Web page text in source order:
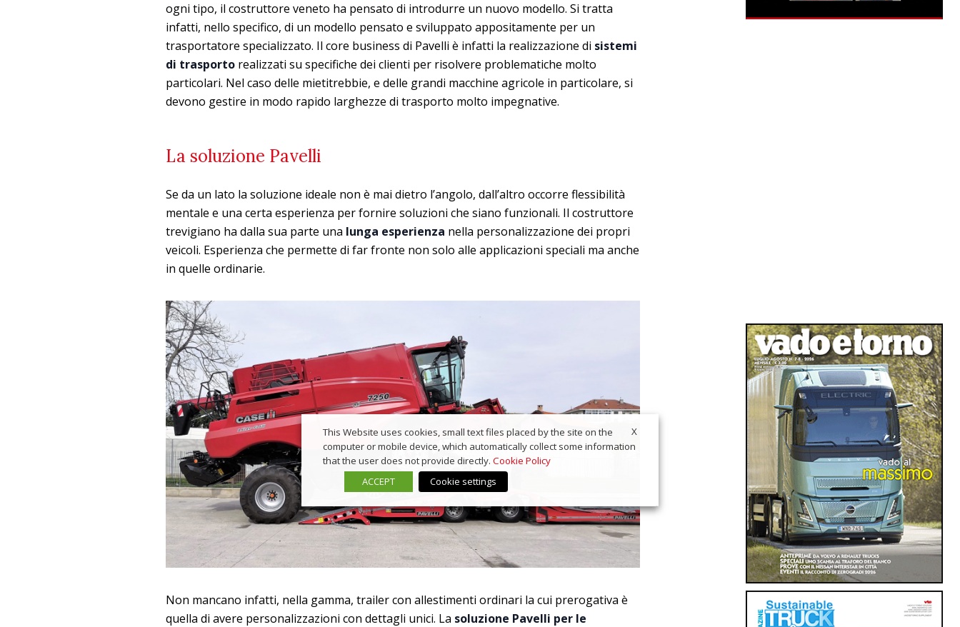
ogni tipo, il costruttore veneto ha pensato di introdurre un nuovo modello. Si tratta
infatti, nello specifico, di un modello pensato e sviluppato appositamente per un
trasportatore specializzato. Il core business di Pavelli è infatti la realizzazione di sistemi
di trasporto realizzati su specifiche dei clienti per risolvere problematiche molto
particolari. Nel caso delle mietitrebbie, e delle grandi macchine agricole in particolare, si
devono gestire in modo rapido larghezze di trasporto molto impegnative.
La soluzione Pavelli
Se da un lato la soluzione ideale non è mai dietro l’angolo, dall’altro occorre flessibilità
mentale e una certa esperienza per fornire soluzioni che siano funzionali. Il costruttore
trevigiano ha dalla sua parte una lunga esperienza nella personalizzazione dei propri
veicoli. Esperienza che permette di far fronte non solo alle applicazioni speciali ma anche
in quelle ordinarie.
Non mancano infatti, nella gamma, trailer con allestimenti ordinari la cui prerogativa è
quella di avere personalizzazioni con dettagli unici. La soluzione Pavelli per le
X
This Website uses cookies, small text files placed by the site on the
computer or mobile device, which automatically collect some information
that the user does not provide directly. Cookie Policy
ACCEPT
Cookie settings